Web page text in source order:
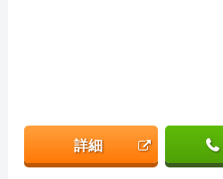
詳細